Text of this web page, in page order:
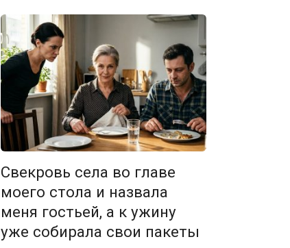
Свекровь села во главе
моего стола и назвала
меня гостьей, а к ужину
уже собирала свои пакеты